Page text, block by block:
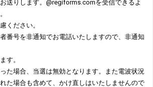
送りします。@regiforms.comを受信できるよ
ください。
番号を非通知でお電話いたしますので、非通知
す。
た場合、当選は無効となります。また電波状況
た場合も含めて、かけ直しはいたしませんので